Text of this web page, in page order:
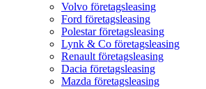
Volvo företagsleasing
Ford företagsleasing
Polestar företagsleasing
Lynk & Co företagsleasing
Renault företagsleasing
Dacia företagsleasing
Mazda företagsleasing